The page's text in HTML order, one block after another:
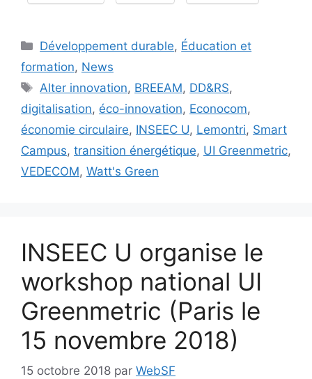
Catégories
Développement durable, Éducation et
formation, News
Étiquettes
Alter innovation, BREEAM, DD&RS,
digitalisation, éco-innovation, Econocom,
économie circulaire, INSEEC U, Lemontri, Smart
Campus, transition énergétique, UI Greenmetric,
VEDECOM, Watt's Green
INSEEC U organise le
workshop national UI
Greenmetric (Paris le
15 novembre 2018)
15 octobre 2018 par WebSF